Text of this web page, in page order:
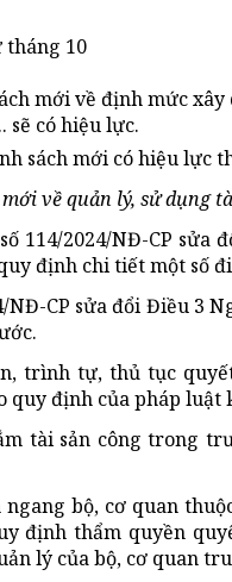
tháng 10
mới về định mức
sẽ có hiệu lực.
sách mới có hiệu lực
về quản lý, sử dụng
114/2024/NĐ-CP sửa
định chi tiết một số
CP sửa đổi Điều 3
trình tự, thủ tục
định của pháp luật
tài sản công trong
bộ, cơ quan
định thẩm quyền
lý của bộ, cơ quan